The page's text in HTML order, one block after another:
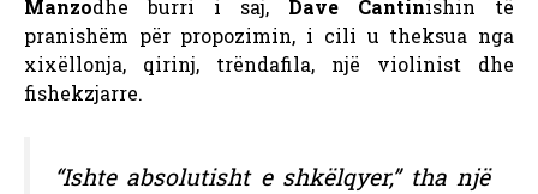
Manzodhe burri i saj, Dave Cantinishin të
pranishëm për propozimin, i cili u theksua nga
xixëllonja, qirinj, trëndafila, një violinist dhe
fishekzjarre.
“Ishte absolutisht e shkëlqyer,” tha një